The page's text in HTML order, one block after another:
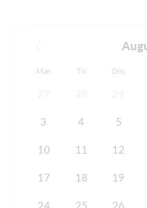
Man Tir Ons
3 4 5
10 11 12
17 18 19
24 25 26